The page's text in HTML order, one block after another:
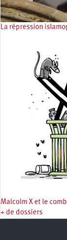
La répression
Malcolm X et le
+ de dossiers